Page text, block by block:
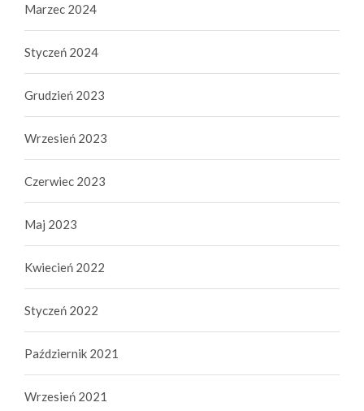
Marzec 2024
Styczeń 2024
Grudzień 2023
Wrzesień 2023
Czerwiec 2023
Maj 2023
Kwiecień 2022
Styczeń 2022
Październik 2021
Wrzesień 2021